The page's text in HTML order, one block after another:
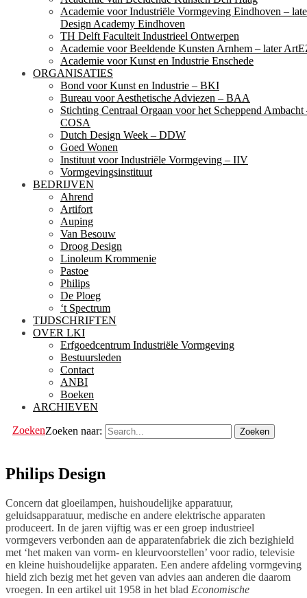
Academie voor Industriële Vormgeving Eindhoven –
Design Academy Eindhoven
TH Delft Faculteit Industrieel Ontwerpen
Academie voor Beeldende Kunsten Arnhem – later
Academie voor Kunst en Industrie Enschede
ORGANISATIES
Bond voor Kunst en Industrie – BKI
Bureau voor Aesthetische Adviezen – BAA
Stichting Centraal Orgaan voor het Scheppend Ambacht
COSA
Dutch Design Week – DDW
Goed Wonen
Instituut voor Industriële Vormgeving – IIV
Vormgevingsinstituut
BEDRIJVEN
Ahrend
Artifort
Auping
Van Besouw
Droog Design
Linoleum Krommenie
Pastoe
Philips
De Ploeg
‘t Spectrum
TIJDSCHRIFTEN
OVER LKI
Erfgoedcentrum Industriële Vormgeving
Bestuursleden
Contact
ANBI
Boeken
ARCHIEVEN
ZoekenZoeken naar:
Philips Design
Concern dat gloeilampen, huishoudelijke apparatuur,
geluidsapparatuur, medische en andere elektrische apparaten
produceert. In de jaren vijftig was er een groep industrieel
vormgevers verbonden aan de apparatenfabriek die zich bezighield
met ‘het maken van vorm- en kleurvoorstellen’ voor radio, televisie
en kleine huishoudelijke apparaten. Een andere afdeling vormgeving
hield zich bezig met het geven van advies aan anderen die daarom
vroegen. In een artikel uit 1958 in het blad Economische